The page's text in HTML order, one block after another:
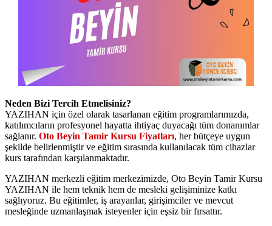
Neden Bizi Tercih Etmelisiniz?
YAZIHAN için özel olarak tasarlanan eğitim programlarımızda,
katılımcıların profesyonel hayatta ihtiyaç duyacağı tüm donanımlar
sağlanır. Oto Beyin Tamir Kursu Fiyatları, her bütçeye uygun
şekilde belirlenmiştir ve eğitim sırasında kullanılacak tüm cihazlar
kurs tarafından karşılanmaktadır.
YAZIHAN merkezli eğitim merkezimizde, Oto Beyin Tamir Kursu
YAZIHAN ile hem teknik hem de mesleki gelişiminize katkı
sağlıyoruz. Bu eğitimler, iş arayanlar, girişimciler ve mevcut
mesleğinde uzmanlaşmak isteyenler için eşsiz bir fırsattır.